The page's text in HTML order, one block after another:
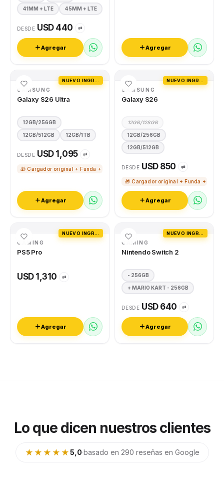
41MM + LTE 45MM + LTE
DESDE USD 440 ⇄
Agregar Agregar
SAMSUNG
Galaxy S26 Ultra
12GB/256GB
12GB/512GB 12GB/1TB
DESDE USD 1,095 ⇄
🎁 Cargador original + Funda + Vidrio templado
Agregar
SAMSUNG
Galaxy S26
12GB/128GB
12GB/256GB
12GB/512GB
DESDE USD 850 ⇄
🎁 Cargador original + Funda +
Agregar
GAMING
PS5 Pro
USD 1,310 ⇄
Agregar
GAMING
Nintendo Switch 2
- 256GB
+ MARIO KART - 256GB
DESDE USD 640 ⇄
Agregar
Lo que dicen nuestros clientes
★★★★★5,0·basado en 290 reseñas en Google